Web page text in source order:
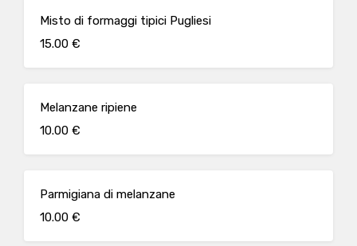
Misto di formaggi tipici Pugliesi
15.00 €
Melanzane ripiene
10.00 €
Parmigiana di melanzane
10.00 €